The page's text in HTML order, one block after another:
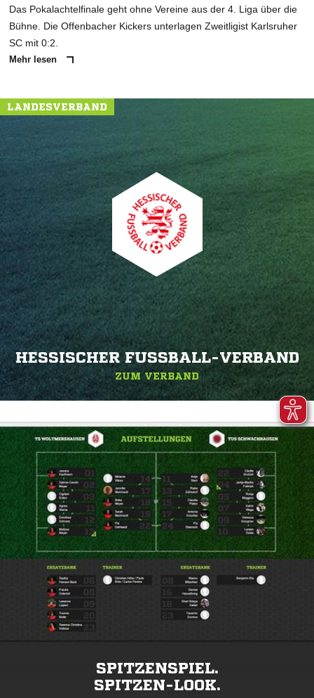
Das Pokalachtelfinale geht ohne Vereine aus der 4. Liga über die
Bühne. Die Offenbacher Kickers unterlagen Zweitligist Karlsruher
SC mit 0:2.
Mehr lesen
LANDESVERBAND
HESSISCHER FUSSBALL-VERBAND
ZUM VERBAND
SPITZENSPIEL.
SPITZEN-LOOK.